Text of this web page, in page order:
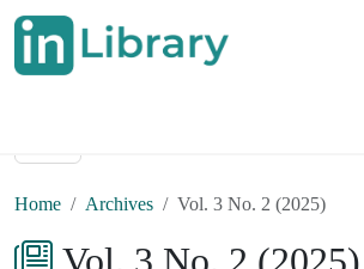
Home Archives Vol. 3 No. 2 (2025)
Vol. 3 No. 2 (2025)